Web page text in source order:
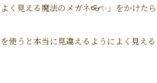
く見える魔法のメガネ👓✨」をかけたら
使うと本当に見違えるようによく見える